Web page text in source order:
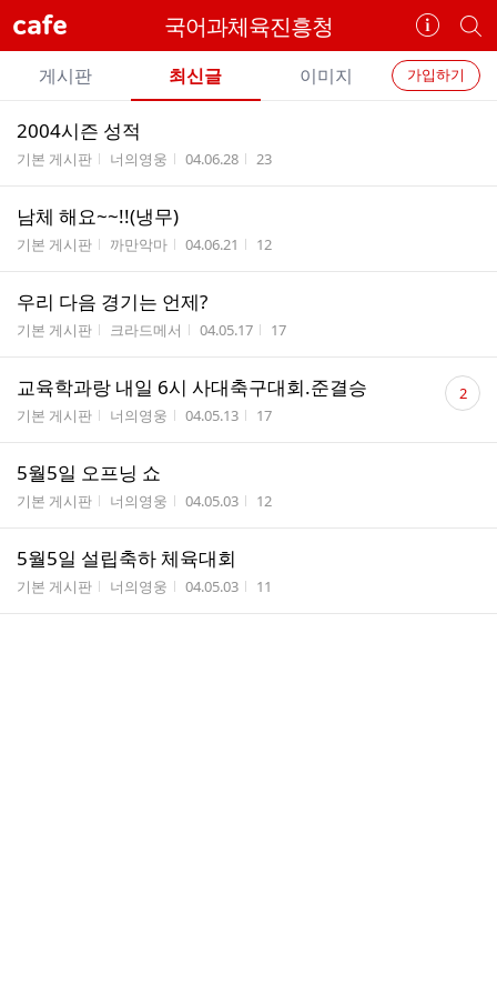
cafe 국어과체육진흥청
카
페
정
보
개
별
카
페
카
페
메
뉴
가입하기
게시판 최신글 이미지
전
체
글
리
2004시즌 성적
게시판명
기본 게시판 작성자
너의영웅 작성시간
04.06.28 조회수
23
남체 해요~~!!(냉무)
게시판명
기본 게시판 작성자
까만악마 작성시간
04.06.21 조회수
12
우리 다음 경기는 언제?
게시판명
기본 게시판 작성자
크라드메서 작성시간
04.05.17 조회수
17
교육학과랑 내일 6시 사대축구대회.준결승
게시판명
기본 게시판 작성자
너의영웅 작성시간
04.05.13 조회수
17
댓
글 2
5월5일 오프닝 쇼
게시판명
기본 게시판 작성자
너의영웅 작성시간
04.05.03 조회수
12
5월5일 설립축하 체육대회
게시판명
기본 게시판 작성자
너의영웅 작성시간
04.05.03 조회수
11